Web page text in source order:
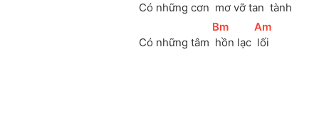
Có những cơn mơ vỡ tan tành
Có những tâm
[Bm
hồn lạc
[
Am
lối